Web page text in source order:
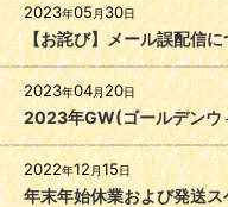
2023年05月30日
【お詫び】メール誤配信に
2023年04月20日
2023年GW(ゴールデンウ
2022年12月15日
年末年始休業および発送